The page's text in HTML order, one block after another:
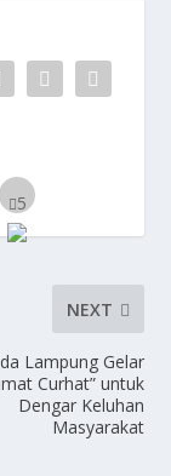
NEXT
Lampung Gelar
Curhat” untuk
Dengar Keluhan
Masyarakat